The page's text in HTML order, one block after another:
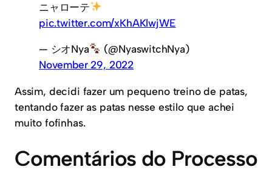
ニャローテ
pic.twitter.com/xKhAKlwjWE
— シオNya
(@NyaswitchNya)
November 29, 2022
Assim, decidi fazer um pequeno treino de patas,
tentando fazer as patas nesse estilo que achei
muito fofinhas.
Comentários do Processo